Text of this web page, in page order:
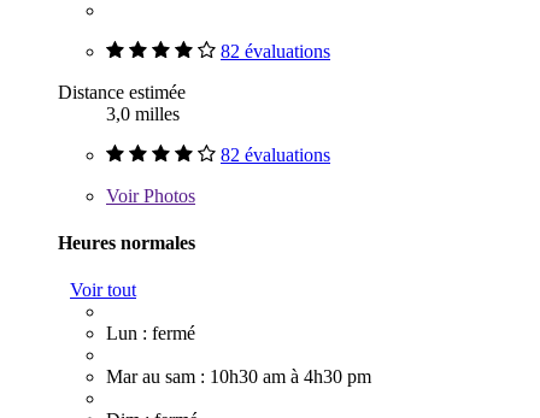
82 évaluations
Distance estimée
3,0 milles
82 évaluations
VoirPhotos
Heures normales
Voir tout
Lun : fermé
Mar au sam : 10h30 am à 4h30 pm